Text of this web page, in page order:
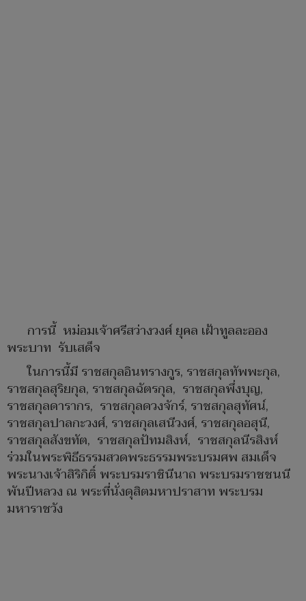
การนี้ หม่อมเจ้าศรีสว่างวงศ์ ยุคล เฝ้าทูลละออง
พระบาท รับเสด็จ
ในการนี้มี ราชสกุลอินทรางกูร, ราชสกุลทัพพะกุล,
ราชสกุลสุริยกุล, ราชสกุลฉัตรกุล, ราชสกุลพึ่งบุญ,
ราชสกุลดารากร, ราชสกุลดวงจักร์, ราชสกุลสุทัศน์,
ราชสกุลปาลกะวงศ์, ราชสกุลเสนีวงศ์, ราชสกุลอสุนี,
ราชสกุลสังขทัต, ราชสกุลปัทมสิงห์, ราชสกุลนีรสิงห์
ร่วมในพระพิธีธรรมสวดพระธรรมพระบรมศพ สมเด็จ
พระนางเจ้าสิริกิติ์ พระบรมราชินีนาถ พระบรมราชชนนี
พันปีหลวง ณ พระที่นั่งดุสิตมหาปราสาท พระบรม
มหาราชวัง